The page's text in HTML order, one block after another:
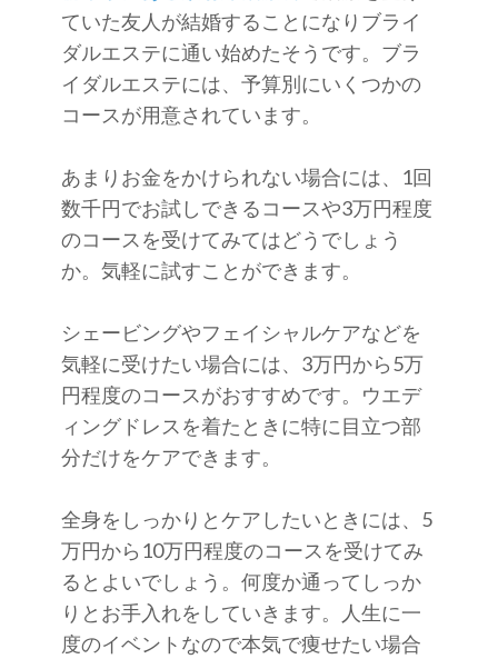
ていた友人が結婚することになりブライ
ダルエステに通い始めたそうです。ブラ
イダルエステには、予算別にいくつかの
コースが用意されています。
あまりお金をかけられない場合には、1回
数千円でお試しできるコースや3万円程度
のコースを受けてみてはどうでしょう
か。気軽に試すことができます。
シェービングやフェイシャルケアなどを
気軽に受けたい場合には、3万円から5万
円程度のコースがおすすめです。ウエデ
ィングドレスを着たときに特に目立つ部
分だけをケアできます。
全身をしっかりとケアしたいときには、5
万円から10万円程度のコースを受けてみ
るとよいでしょう。何度か通ってしっか
りとお手入れをしていきます。人生に一
度のイベントなので本気で痩せたい場合